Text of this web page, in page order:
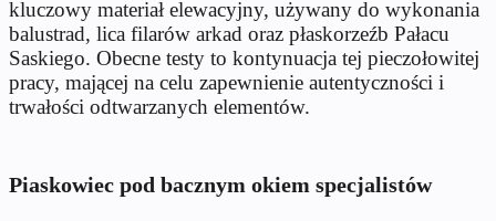
kluczowy materiał elewacyjny, używany do wykonania
balustrad, lica filarów arkad oraz płaskorzeźb Pałacu
Saskiego. Obecne testy to kontynuacja tej pieczołowitej
pracy, mającej na celu zapewnienie autentyczności i
trwałości odtwarzanych elementów.
Piaskowiec pod bacznym okiem specjalistów